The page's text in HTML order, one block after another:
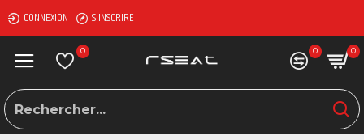
CONNEXION S'INSCRIRE
0 0 0